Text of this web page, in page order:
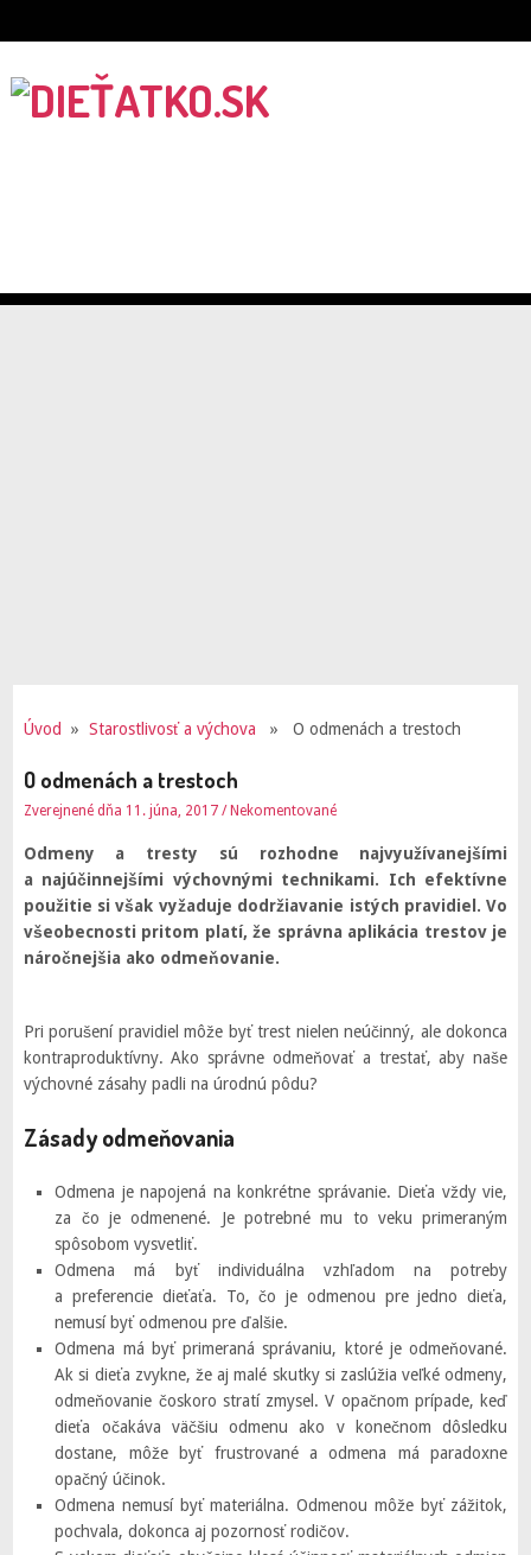
Úvod » Starostlivosť a výchova » O odmenách a trestoch
O odmenách a trestoch
Zverejnené dňa 11. júna, 2017/ Nekomentované
Odmeny a tresty sú rozhodne najvyužívanejšími
a najúčinnejšími výchovnými technikami. Ich efektívne
použitie si však vyžaduje dodržiavanie istých pravidiel. Vo
všeobecnosti pritom platí, že správna aplikácia trestov je
náročnejšia ako odmeňovanie.
Pri porušení pravidiel môže byť trest nielen neúčinný, ale dokonca
kontraproduktívny. Ako správne odmeňovať a trestať, aby naše
výchovné zásahy padli na úrodnú pôdu?
Zásady odmeňovania
Odmena je napojená na konkrétne správanie. Dieťa vždy vie,
za čo je odmenené. Je potrebné mu to veku primeraným
spôsobom vysvetliť.
Odmena má byť individuálna vzhľadom na potreby
a preferencie dieťaťa. To, čo je odmenou pre jedno dieťa,
nemusí byť odmenou pre ďalšie.
Odmena má byť primeraná správaniu, ktoré je odmeňované.
Ak si dieťa zvykne, že aj malé skutky si zaslúžia veľké odmeny,
odmeňovanie čoskoro stratí zmysel. V opačnom prípade, keď
dieťa očakáva väčšiu odmenu ako v konečnom dôsledku
dostane, môže byť frustrované a odmena má paradoxne
opačný účinok.
Odmena nemusí byť materiálna. Odmenou môže byť zážitok,
pochvala, dokonca aj pozornosť rodičov.